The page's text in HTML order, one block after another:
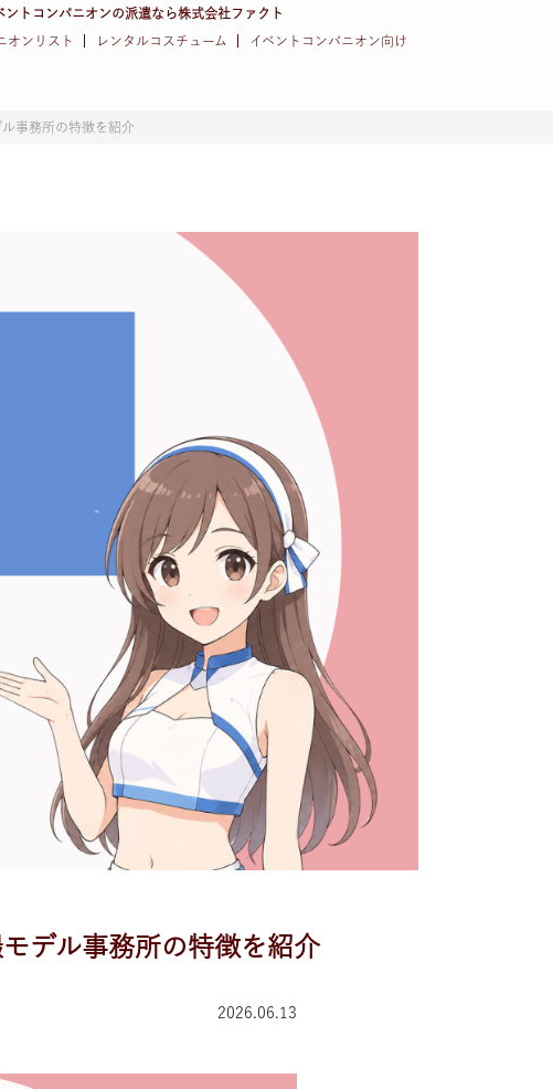
ントコンパニオンの派遣なら株式会社ファクト
オンリスト レンタルコスチューム イベントコンパニオン向け
事務所の特徴を紹介
デル事務所の特徴を紹介
2026.06.13